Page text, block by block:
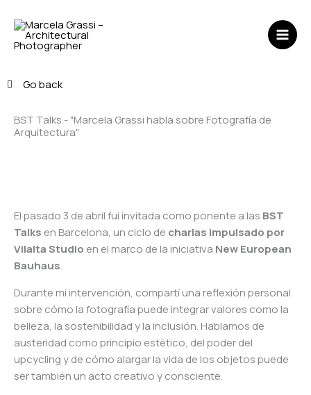
contenido
Go back
BST Talks - "Marcela Grassi habla sobre Fotografía de
Arquitectura"​
El pasado 3 de abril fui invitada como ponente a las BST
Talks en Barcelona, un ciclo de charlas impulsado por
Vilalta Studio en el marco de la iniciativa New European
Bauhaus.
Durante mi intervención, compartí una reflexión personal
sobre cómo la fotografía puede integrar valores como la
belleza, la sostenibilidad y la inclusión. Hablamos de
austeridad como principio estético, del poder del
upcycling y de cómo alargar la vida de los objetos puede
ser también un acto creativo y consciente.